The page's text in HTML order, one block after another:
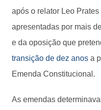
após o relator Leo
apresentadas por mais
e da oposição que
transição de dez anos a
Emenda Constitucional.
As emendas